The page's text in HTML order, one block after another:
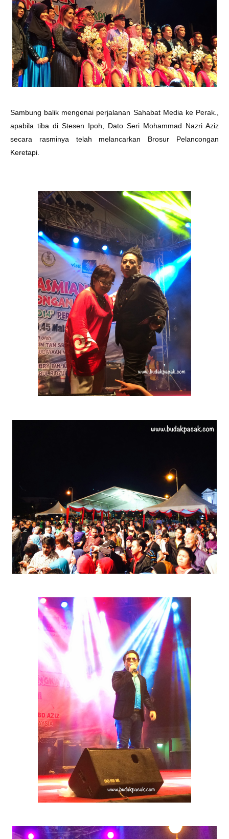
Sambung balik mengenai perjalanan Sahabat Media ke Perak.,
apabila tiba di Stesen Ipoh, Dato Seri Mohammad Nazri Aziz
secara rasminya telah melancarkan Brosur Pelancongan
Keretapi.